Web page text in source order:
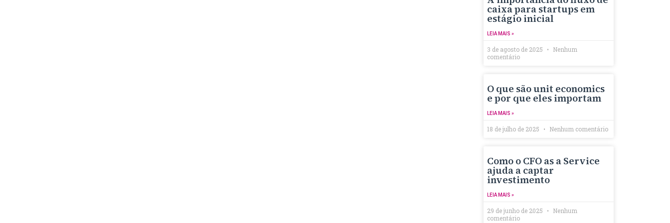
caixa para startups em
estágio inicial
LEIA MAIS »
3 de agosto de 2025
Nenhum
comentário
O que são unit economics
e por que eles importam
LEIA MAIS »
18 de julho de 2025 Nenhum comentário
Como o CFO as a Service
ajuda a captar
investimento
LEIA MAIS »
29 de junho de 2025
Nenhum
comentário